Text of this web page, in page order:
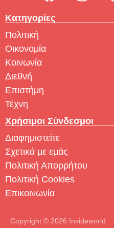
Κατηγορίες
Πολιτική
Οικονομία
Κοινωνία
Διεθνή
Επιστήμη
Τέχνη
Χρήσιμοι Σύνδεσμοι
Διαφημιστείτε
Σχετικά με εμάς
Πολιτική Απορρήτου
Πολιτική Cookies
Επικοινωνία
Copyright © 2026 Insideworld